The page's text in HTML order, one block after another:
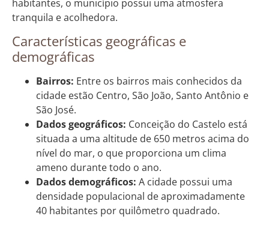
habitantes, o município possui uma atmosfera
tranquila e acolhedora.
Características geográficas e
demográficas
Bairros: Entre os bairros mais conhecidos da
cidade estão Centro, São João, Santo Antônio e
São José.
Dados geográficos: Conceição do Castelo está
situada a uma altitude de 650 metros acima do
nível do mar, o que proporciona um clima
ameno durante todo o ano.
Dados demográficos: A cidade possui uma
densidade populacional de aproximadamente
40 habitantes por quilômetro quadrado.